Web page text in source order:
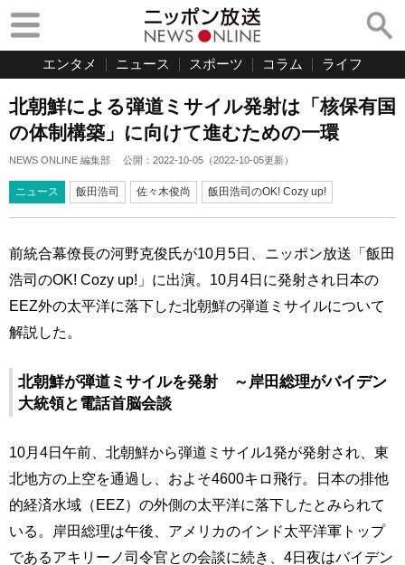
エンタメ ニュース スポーツ コラム ライフ
北朝鮮による弾道ミサイル発射は「核保有国
の体制構築」に向けて進むための一環
NEWS ONLINE 編集部 公開： 2022-10-05 （2022-10-05更新）
ニュース 飯田浩司 佐々木俊尚 飯田浩司のOK! Cozy up!
前統合幕僚長の河野克俊氏が10月5日、ニッポン放送「飯田
浩司のOK! Cozy up!」に出演。10月4日に発射され日本の
EEZ外の太平洋に落下した北朝鮮の弾道ミサイルについて
解説した。
北朝鮮が弾道ミサイルを発射 ～岸田総理がバイデン
大統領と電話首脳会談
10月4日午前、北朝鮮から弾道ミサイル1発が発射され、東
北地方の上空を通過し、およそ4600キロ飛行。日本の排他
的経済水域（EEZ）の外側の太平洋に落下したとみられて
いる。岸田総理は午後、アメリカのインド太平洋軍トップ
であるアキリーノ司令官との会談に続き、4日夜はバイデン